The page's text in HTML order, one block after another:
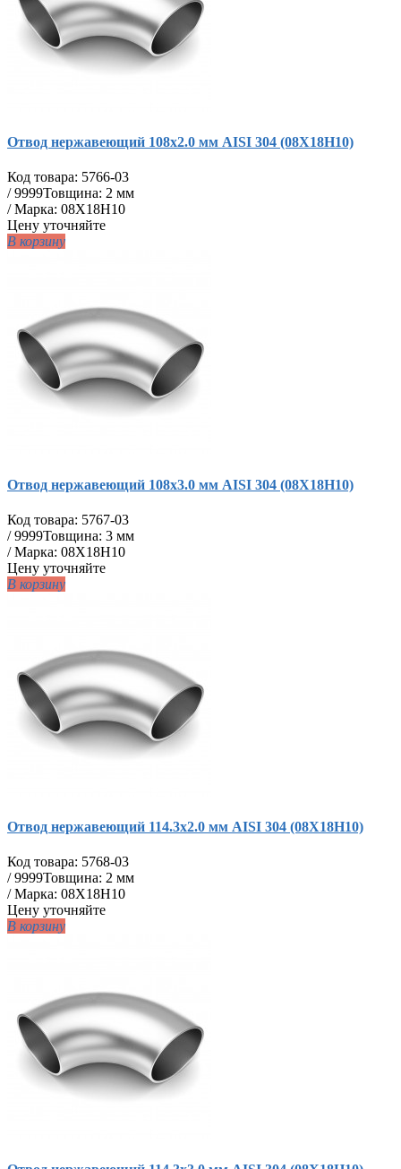
Отвод нержавеющий 108х2.0 мм AISI 304 (08Х18Н10)
Код товара: 5766-03
/9999Товщина: 2 мм
/ Марка: 08Х18Н10
Цену уточняйте
В корзину
Отвод нержавеющий 108х3.0 мм AISI 304 (08Х18Н10)
Код товара: 5767-03
/9999Товщина: 3 мм
/ Марка: 08Х18Н10
Цену уточняйте
В корзину
Отвод нержавеющий 114.3х2.0 мм AISI 304 (08Х18Н10)
Код товара: 5768-03
/9999Товщина: 2 мм
/ Марка: 08Х18Н10
Цену уточняйте
В корзину